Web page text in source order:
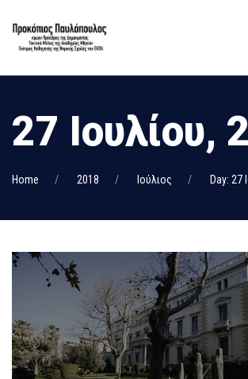
27 Ιουλίου,
Home 2018 Ιούλιος Day: 27